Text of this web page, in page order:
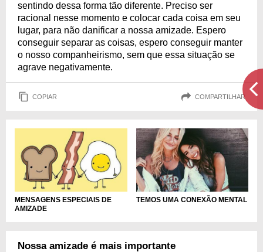
sentindo dessa forma tão diferente. Preciso ser
racional nesse momento e colocar cada coisa em seu
lugar, para não danificar a nossa amizade. Espero
conseguir separar as coisas, espero conseguir manter
o nosso companheirismo, sem que essa situação se
agrave negativamente.
COPIAR COMPARTILHAR
MENSAGENS ESPECIAIS DE
AMIZADE
TEMOS UMA CONEXÃO MENTAL
Nossa amizade é mais importante